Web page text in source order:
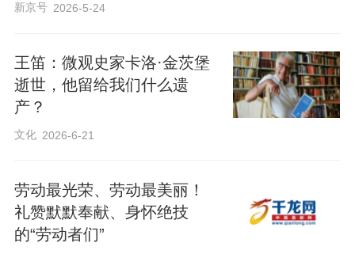
新京号 2026-5-24
王笛：微观史家卡洛·金茨堡
逝世，他留给我们什么遗
产？
文化 2026-6-21
劳动最光荣、劳动最美丽！
礼赞默默奉献、身怀绝技
的“劳动者们”